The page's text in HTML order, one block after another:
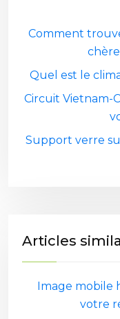
Comment
Quel est le
Circuit Vietnam-
Support verre
Articles
Image mobile
votre